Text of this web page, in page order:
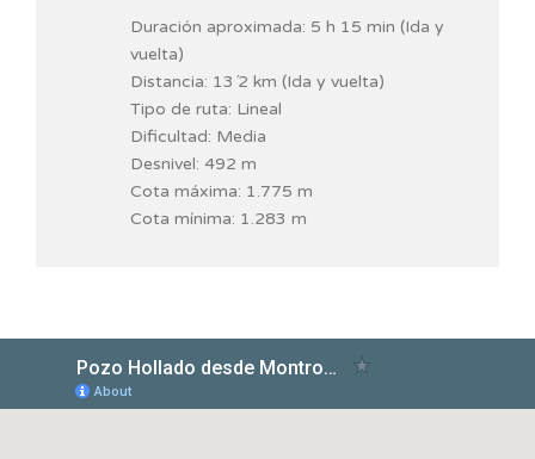
Duración aproximada: 5 h 15 min (Ida y
vuelta)
Distancia: 13´2 km (Ida y vuelta)
Tipo de ruta: Lineal
Dificultad: Media
Desnivel: 492 m
Cota máxima: 1.775 m
Cota mínima: 1.283 m